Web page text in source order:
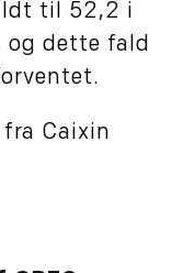
til 52,2 i
og dette fald
Caixin